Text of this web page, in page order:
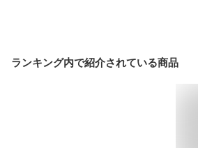
ランキング内で紹介されている商品